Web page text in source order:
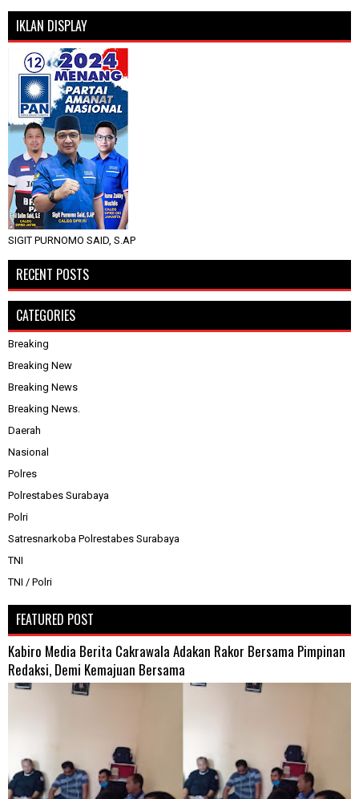
IKLAN DISPLAY
SIGIT PURNOMO SAID, S.AP
RECENT POSTS
CATEGORIES
Breaking
Breaking New
Breaking News
Breaking News.
Daerah
Nasional
Polres
Polrestabes Surabaya
Polri
Satresnarkoba Polrestabes Surabaya
TNI
TNI / Polri
FEATURED POST
Kabiro Media Berita Cakrawala Adakan Rakor Bersama Pimpinan
Redaksi, Demi Kemajuan Bersama